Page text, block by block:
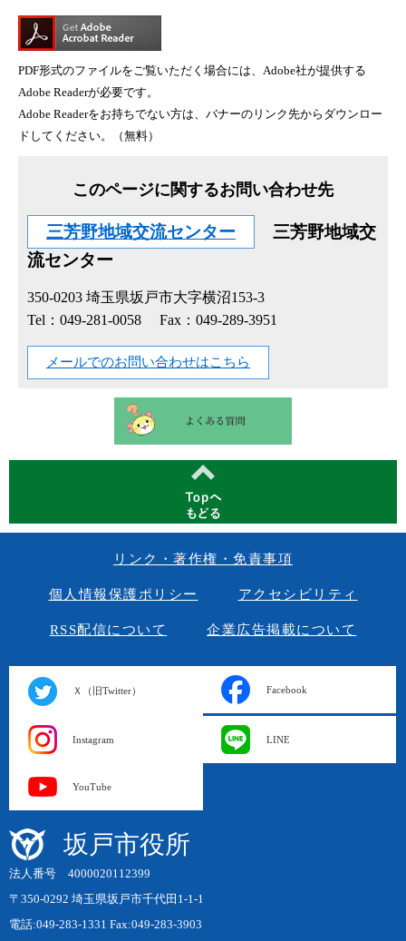
PDF形式のファイルをご覧いただく場合には、Adobe社が提供する
Adobe Readerが必要です。
Adobe Readerをお持ちでない方は、バナーのリンク先からダウンロー
ドしてください。（無料）
このページに関するお問い合わせ先
三芳野地域交流センター
三芳野地域交
流センター
350-0203 埼玉県坂戸市大字横沼153-3
Tel：049-281-0058
Fax：049-289-3951
メールでのお問い合わせはこちら
リンク・著作権・免責事項
個人情報保護ポリシー アクセシビリティ
RSS配信について 企業広告掲載について
Ｘ（旧Twitter） Facebook
Instagram LINE
YouTube
坂戸市役所
法人番号 4000020112399
〒350-0292 埼玉県坂戸市千代田1-1-1
電話:049-283-1331 Fax:049-283-3903